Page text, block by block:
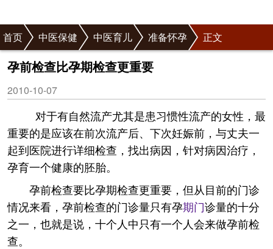
首页 中医保健 中医育儿 准备怀孕 正文
孕前检查比孕期检查更重要
2010-10-07
对于有自然流产尤其是患习惯性流产的女性，最
重要的是应该在前次流产后、下次妊娠前，与丈夫一
起到医院进行详细检查，找出病因，针对病因治疗，
孕育一个健康的胚胎。
孕前检查要比孕期检查更重要，但从目前的门诊
情况来看，孕前检查的门诊量只有孕期门诊量的十分
之一，也就是说，十个人中只有一个人会来做孕前检
查。